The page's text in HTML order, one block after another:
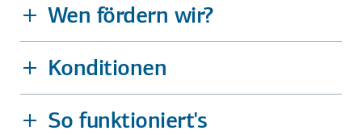
Wen fördern wir?
Konditionen
So funktioniert's